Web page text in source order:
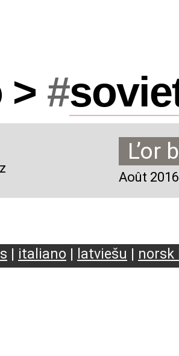
> #
L’or
Août 2016
| italiano | latviešu | norsk